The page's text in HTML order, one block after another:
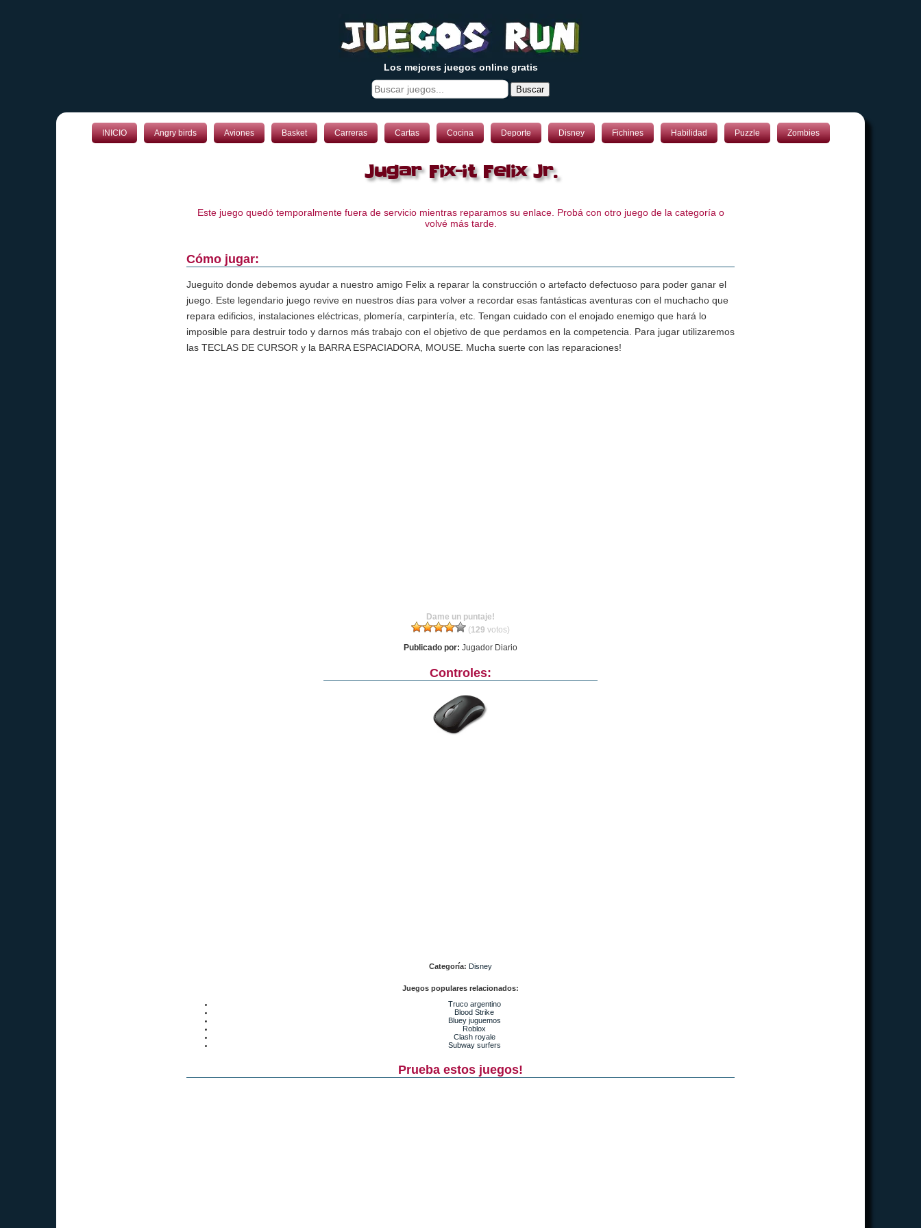
Los mejores juegos online gratis
Buscar
INICIO Angry birds Aviones Basket Carreras Cartas Cocina Deporte Disney Fichines Habilidad Puzzle Zombies
Jugar Fix-it Felix Jr.
Este juego quedó temporalmente fuera de servicio mientras reparamos su enlace. Probá con otro juego de la categoría o
volvé más tarde.
Cómo jugar:
Jueguito donde debemos ayudar a nuestro amigo Felix a reparar la construcción o artefacto defectuoso para poder ganar el
juego. Este legendario juego revive en nuestros días para volver a recordar esas fantásticas aventuras con el muchacho que
repara edificios, instalaciones eléctricas, plomería, carpintería, etc. Tengan cuidado con el enojado enemigo que hará lo
imposible para destruir todo y darnos más trabajo con el objetivo de que perdamos en la competencia. Para jugar utilizaremos
las TECLAS DE CURSOR y la BARRA ESPACIADORA, MOUSE. Mucha suerte con las reparaciones!
Dame un puntaje!
(129 votos)
Publicado por: Jugador Diario
Controles:
Categoría: Disney
Juegos populares relacionados:
Truco argentino
Blood Strike
Bluey juguemos
Roblox
Clash royale
Subway surfers
Prueba estos juegos!